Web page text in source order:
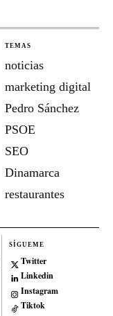
TEMAS
noticias
marketing digital
Pedro Sánchez
PSOE
SEO
Dinamarca
restaurantes
SÍGUEME
Twitter
Linkedin
Instagram
Tiktok